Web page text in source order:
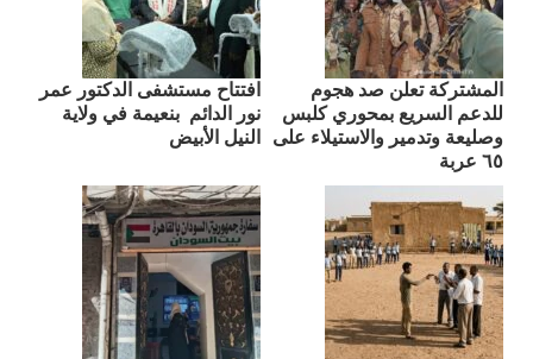
المشتركة تعلن صد هجوم
للدعم السريع بمحوري كلبس
وصليعة وتدمير والاستيلاء على
٦٥ عربة
افتتاح مستشفى الدكتور عمر
نور الدائم بنعيمة في ولاية
النيل الأبيض